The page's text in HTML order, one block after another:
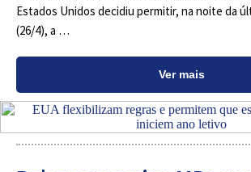
Estados Unidos decidiu permitir, na noite da
(26/4), a …
Ver mais